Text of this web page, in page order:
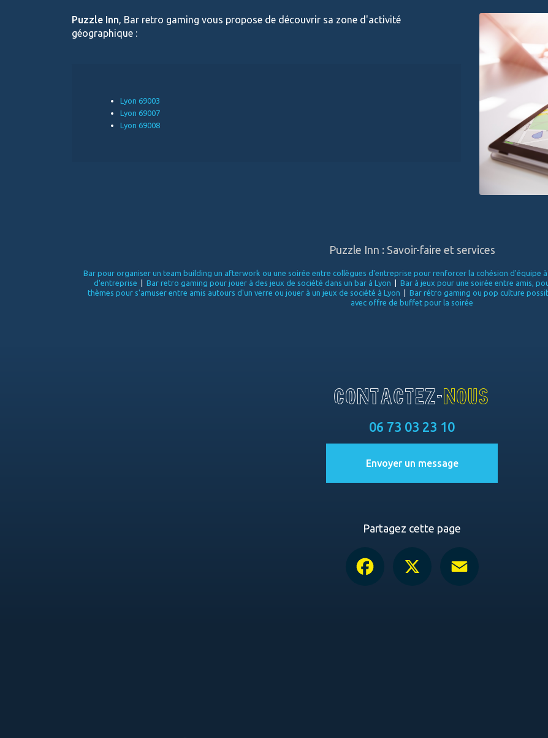
Puzzle Inn, Bar retro gaming vous propose de découvrir sa zone d'activité
géographique :
Lyon 69003
Lyon 69007
Lyon 69008
Puzzle Inn : Savoir-faire et services
Bar pour organiser un team building un afterwork ou une soirée entre collègues d'entreprise pour renforcer la cohésion d'équipe à
d'entreprise
Bar retro gaming pour jouer à des jeux de société dans un bar à Lyon Bar à jeux pour une soirée entre amis,
thèmes pour s'amuser entre amis autours d'un verre ou jouer à un jeux de société à Lyon
Bar rétro gaming ou pop culture
avec offre de buffet pour la soirée
CONTACTEZ-NOUS
06 73 03 23 10
Envoyer un message
Partagez cette page